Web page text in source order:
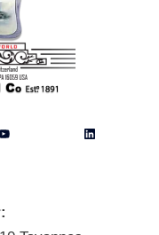
LinkedIn